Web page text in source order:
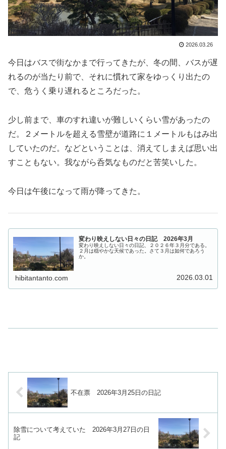
2026.03.26
今日はバスで街なかまで行ってきたが、冬の間、バスが遅
れるのが当たり前で、それに慣れて家をゆっくり出たの
で、危うく乗り遅れるところだった。
少し前まで、車のすれ違いが難しいくらい雪があったの
だ。２メートルを超える雪壁が道路に１メートルもはみ出
していたのだ。などということは、消えてしまえば思い出
すこともない。我ながら呑気なものだと苦笑いした。
今日は午後になって雨が降ってきた。
変わり映えしない日々の日記 2026年3月
変わり映えしない日々の日記、２０２６年３月分である。
２月は穏やかな天候であった。さて３月は如何であろう
か。
hibitantanto.com 2026.03.01
不在票 2026年3月25日の日記
除雪について考えていた 2026年3月27日の日
記